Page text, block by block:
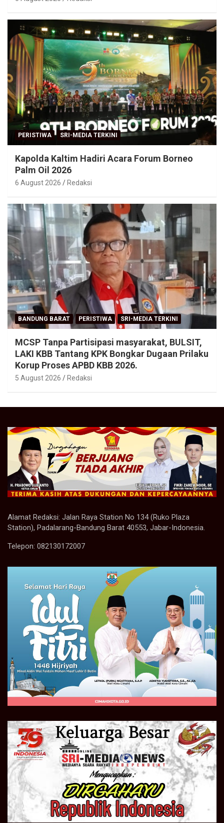
PERISTIWA SRI-MEDIA TERKINI
Kapolda Kaltim Hadiri Acara Forum Borneo
Palm Oil 2026
6 August 2026 Redaksi
BANDUNG BARAT PERISTIWA SRI-MEDIA TERKINI
MCSP Tanpa Partisipasi masyarakat, BULSIT,
LAKI KBB Tantang KPK Bongkar Dugaan Prilaku
Korup Proses APBD KBB 2026.
5 August 2026 Redaksi
Alamat Redaksi: Jalan Raya Station No 134 (Ruko Plaza
Station), Padalarang-Bandung Barat 40553, Jabar-Indonesia.
Telepon: 082130172007